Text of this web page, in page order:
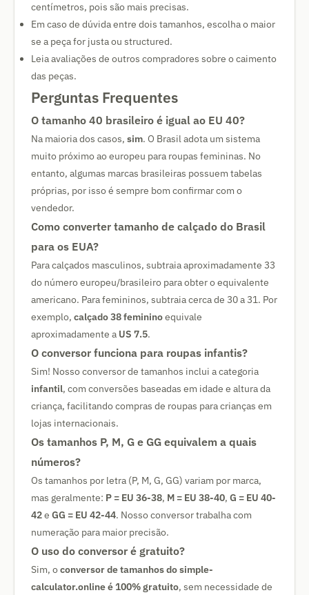
centímetros, pois são mais precisas.
Em caso de dúvida entre dois tamanhos, escolha o maior
se a peça for justa ou structured.
Leia avaliações de outros compradores sobre o caimento
das peças.
Perguntas Frequentes
O tamanho 40 brasileiro é igual ao EU 40?
Na maioria dos casos, sim. O Brasil adota um sistema
muito próximo ao europeu para roupas femininas. No
entanto, algumas marcas brasileiras possuem tabelas
próprias, por isso é sempre bom confirmar com o
vendedor.
Como converter tamanho de calçado do Brasil
para os EUA?
Para calçados masculinos, subtraia aproximadamente 33
do número europeu/brasileiro para obter o equivalente
americano. Para femininos, subtraia cerca de 30 a 31. Por
exemplo, calçado 38 femininoequivale
aproximadamente a US 7.5.
O conversor funciona para roupas infantis?
Sim! Nosso conversor de tamanhos inclui a categoria
infantil, com conversões baseadas em idade e altura da
criança, facilitando compras de roupas para crianças em
lojas internacionais.
Os tamanhos P, M, G e GG equivalem a quais
números?
Os tamanhos por letra (P, M, G, GG) variam por marca,
mas geralmente: P = EU 36-38, M = EU 38-40, G = EU 40-
42e GG = EU 42-44. Nosso conversor trabalha com
numeração para maior precisão.
O uso do conversor é gratuito?
Sim, oconversor de tamanhos do simple-
calculator.online é 100% gratuito, sem necessidade de